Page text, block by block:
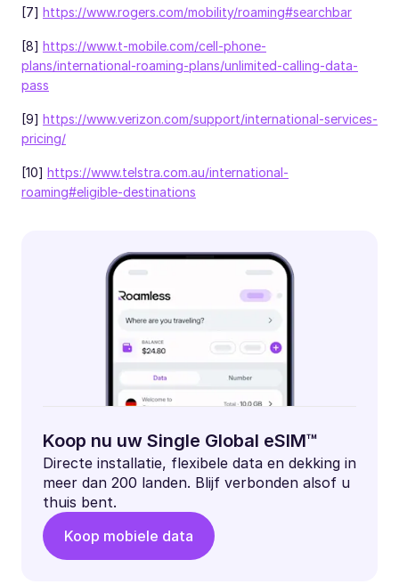
[7] https://www.rogers.com/mobility/roaming#searchbar
[8] https://www.t-mobile.com/cell-phone-
plans/international-roaming-plans/unlimited-calling-data-
pass
[9] https://www.verizon.com/support/international-services-
pricing/
[10] https://www.telstra.com.au/international-
roaming#eligible-destinations
Koop nu uw Single Global eSIM™
Directe installatie, flexibele data en dekking in
meer dan 200 landen. Blijf verbonden alsof u
thuis bent.
Koop mobiele data